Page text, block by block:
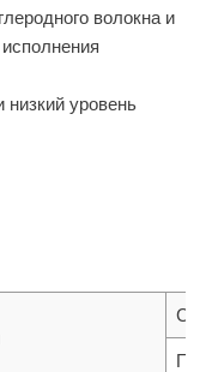
волокна и
уровень
C-